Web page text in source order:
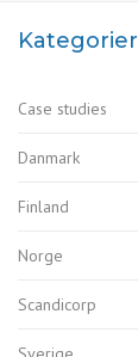
Kategorier
Case studies
Danmark
Finland
Norge
Scandicorp